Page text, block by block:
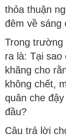
thỏa thuận
đêm về sáng
Trong
ra là: Tại sao
khăng cho
không chết,
quân che
đầu?
Câu trả lời